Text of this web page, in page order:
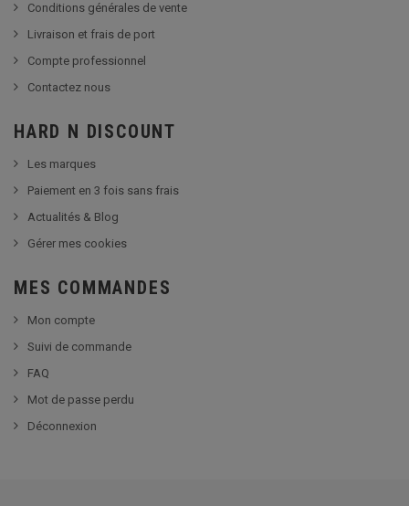
Conditions générales de vente
Livraison et frais de port
Compte professionnel
Contactez nous
HARD N DISCOUNT
Les marques
Paiement en 3 fois sans frais
Actualités & Blog
Gérer mes cookies
MES COMMANDES
Mon compte
Suivi de commande
FAQ
Mot de passe perdu
Déconnexion